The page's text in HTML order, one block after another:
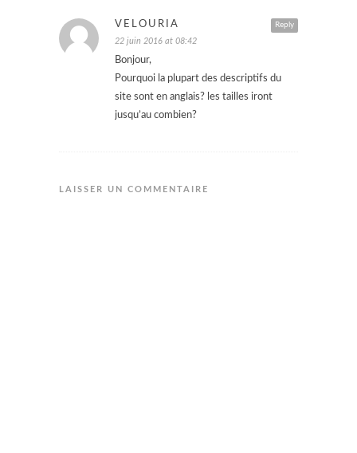
Reply
VELOURIA
22 juin 2016 at 08:42
Bonjour,
Pourquoi la plupart des descriptifs du
site sont en anglais? les tailles iront
jusqu’au combien?
LAISSER UN COMMENTAIRE